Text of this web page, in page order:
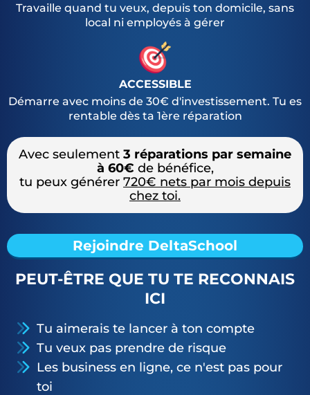
Travaille quand tu veux, depuis ton domicile, sans
local ni employés à gérer
ACCESSIBLE
Démarre avec moins de 30€ d'investissement. Tu es
rentable dès ta 1ère réparation
Avec seulement 3 réparations par semaine
à 60€ de bénéfice,
tu peux générer 720€ nets par mois depuis
chez toi.
Rejoindre DeltaSchool
PEUT-ÊTRE QUE TU TE RECONNAIS
ICI
Tu aimerais te lancer à ton compte
Tu veux pas prendre de risque
Les business en ligne, ce n'est pas pour
toi